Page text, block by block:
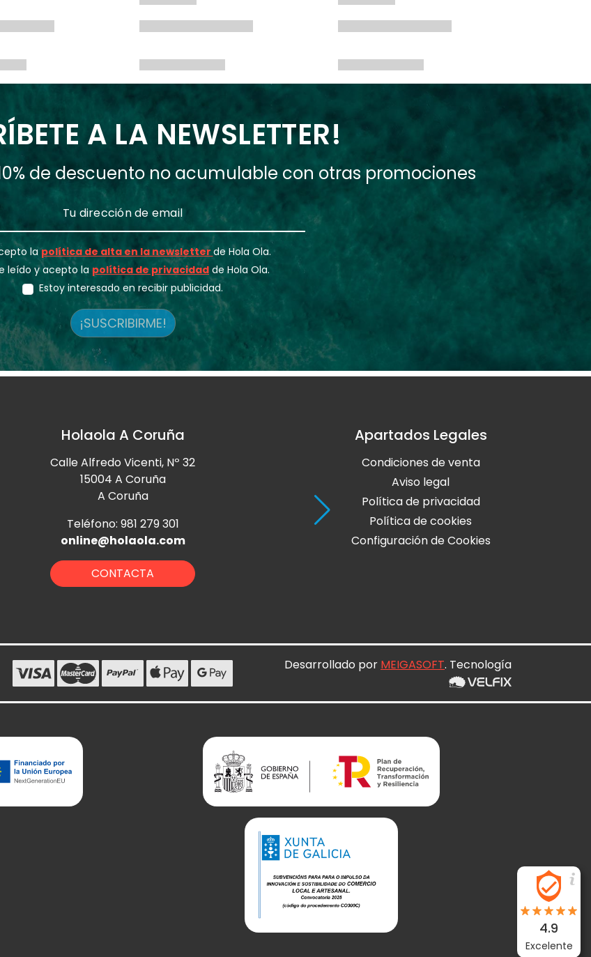
A LA NEWSLETTER!
de descuento no acumulable con otras promociones
la política de alta en la newsletter de Hola Ola.
leído y acepto la política de privacidad de Hola Ola.
Estoy interesado en recibir publicidad.
¡SUSCRIBIRME!
Holaola A Coruña
Calle Alfredo Vicenti, Nº 32
15004 A Coruña
A Coruña
Teléfono: 981 279 301
online@holaola.com
CONTACTA
Holaola Ribadeo
Avda de Leopoldo Calvo Sotelo,
Teléfono: 982 128 424
online@holaola.com
Apartados Legales
Condiciones de venta
Aviso legal
Política de privacidad
Política de cookies
Configuración de Cookies
Desarrollado por MEIGASOFT. Tecnología
4.9
Excelente